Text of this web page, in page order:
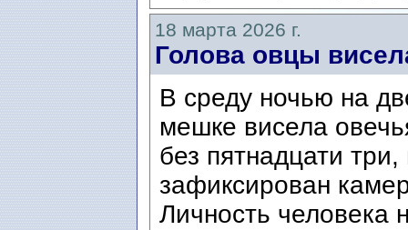
18 марта 2026 г.
Голова овцы
В среду ночью на
мешке висела
без пятнадцати
зафиксирован
Личность человека